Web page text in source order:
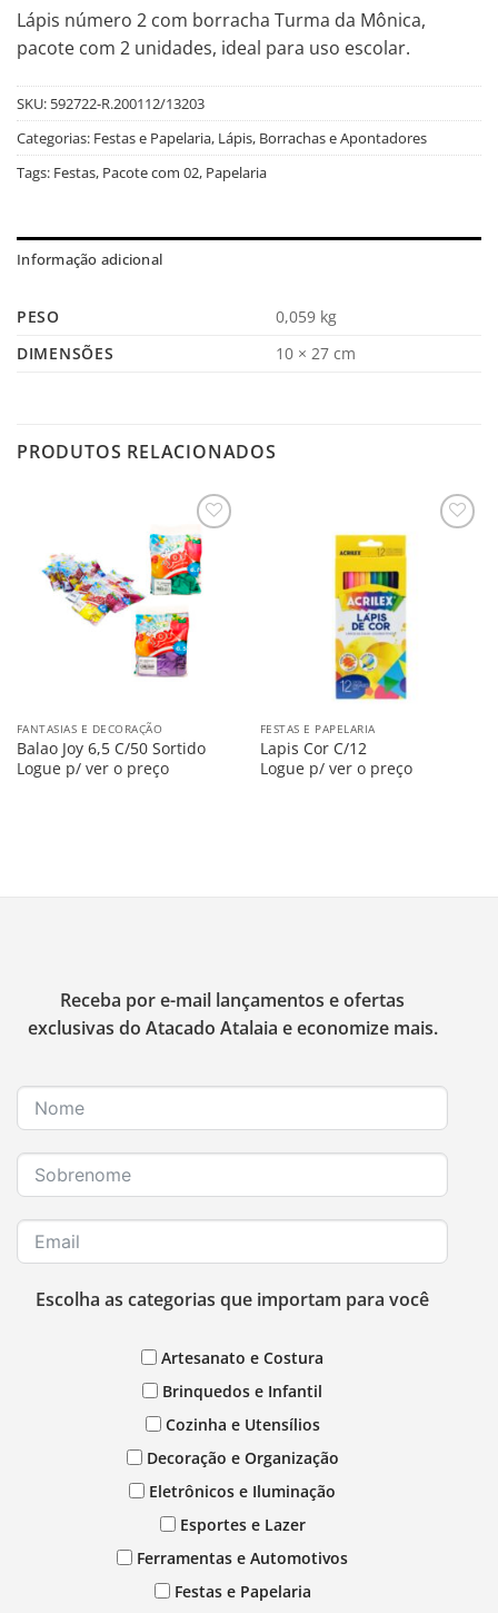
Lápis número 2 com borracha Turma da Mônica,
pacote com 2 unidades, ideal para uso escolar.
SKU: 592722-R.200112/13203
Categorias: Festas e Papelaria, Lápis, Borrachas e Apontadores
Tags: Festas, Pacote com 02, Papelaria
Informação adicional
PESO
0,059 kg
DIMENSÕES
10 × 27 cm
PRODUTOS RELACIONADOS
Salvar
na
Lista
FANTASIAS E DECORAÇÃO
Balao Joy 6,5 C/50 Sortido
Logue p/ ver o preço
FESTAS E PAPELARIA
Lapis Cor C/12
Logue p/ ver o preço
Receba por e-mail lançamentos e ofertas
exclusivas do Atacado Atalaia e economize mais.
Escolha as categorias que importam para você
Artesanato e Costura
Brinquedos e Infantil
Cozinha e Utensílios
Decoração e Organização
Eletrônicos e Iluminação
Esportes e Lazer
Ferramentas e Automotivos
Festas e Papelaria